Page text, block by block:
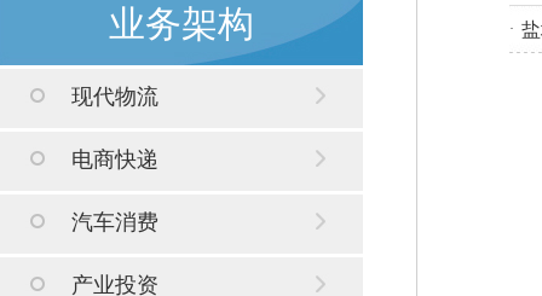
业务架构
现代物流
电商快递
汽车消费
产业投资
·